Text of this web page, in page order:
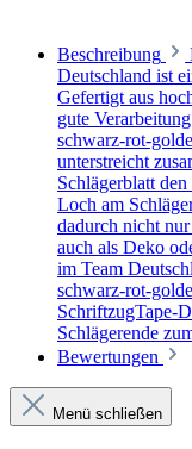
Beschreibung
Deutschland ist
Gefertigt aus
gute
schwarz-rot-
unterstreicht
Schlägerblatt
Loch am
dadurch nicht
auch als Deko
im Team
schwarz-rot-
SchriftzugTape-
Schlägerende
Bewertungen
Menü schließen